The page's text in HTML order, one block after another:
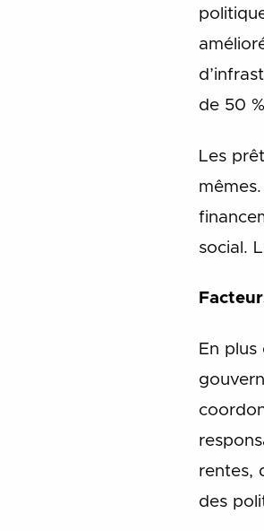
de 50
Les
social.
En
rentes,
des